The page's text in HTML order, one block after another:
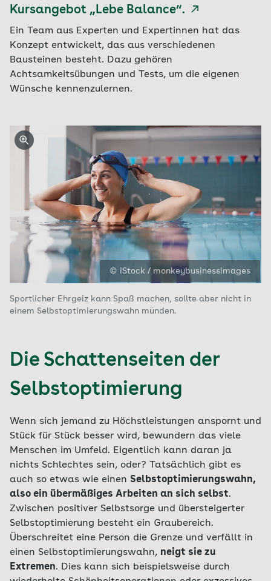
Kursangebot „Lebe Balance“.
Ein Team aus Experten und Expertinnen hat das
Konzept entwickelt, das aus verschiedenen
Bausteinen besteht. Dazu gehören
Achtsamkeitsübungen und Tests, um die eigenen
Wünsche kennenzulernen.
© iStock / monkeybusinessimages
Sportlicher Ehrgeiz kann Spaß machen, sollte aber nicht in
einem Selbstoptimierungswahn münden.
Die Schattenseiten der
Selbstoptimierung
Wenn sich jemand zu Höchstleistungen anspornt und
Stück für Stück besser wird, bewundern das viele
Menschen im Umfeld. Eigentlich kann daran ja
nichts Schlechtes sein, oder? Tatsächlich gibt es
auch so etwas wie einen Selbstoptimierungswahn,
also ein übermäßiges Arbeiten an sich selbst.
Zwischen positiver Selbstsorge und übersteigerter
Selbstoptimierung besteht ein Graubereich.
Überschreitet eine Person die Grenze und verfällt in
einen Selbstoptimierungswahn, neigt sie zu
Extremen. Dies kann sich beispielsweise durch